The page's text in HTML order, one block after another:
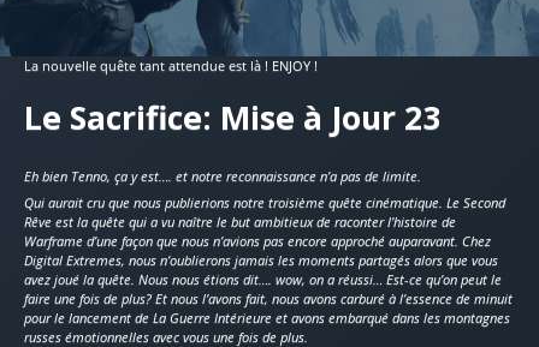
La nouvelle quête tant attendue est là ! ENJOY !
Le Sacrifice: Mise à Jour 23
Eh bien Tenno, ça y est…. et notre reconnaissance n’a pas de limite.
Qui aurait cru que nous publierions notre troisième quête cinématique. Le Second
Rêve est la quête qui a vu naître le but ambitieux de raconter l’histoire de
Warframe d’une façon que nous n’avions pas encore approché auparavant. Chez
Digital Extremes, nous n’oublierons jamais les moments partagés alors que vous
avez joué la quête. Nous nous étions dit…. wow, on a réussi… Est-ce qu’on peut le
faire une fois de plus? Et nous l’avons fait, nous avons carburé à l’essence de minuit
pour le lancement de La Guerre Intérieure et avons embarqué dans les montagnes
russes émotionnelles avec vous une fois de plus.